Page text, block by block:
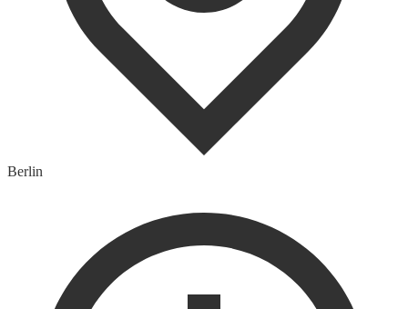
Berlin